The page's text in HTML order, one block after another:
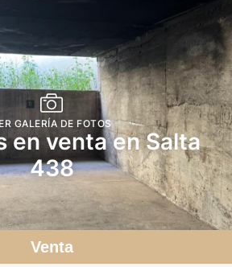
GALERÍA DE FOTOS
en venta en Salta
438
Venta